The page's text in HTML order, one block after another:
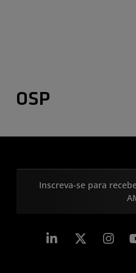
OSP
Inscreva-se para
Linkedin